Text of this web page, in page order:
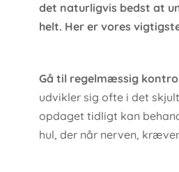
det naturligvis bedst at
helt. Her er vores
Gå til regelmæssig
udvikler sig ofte i det
opdaget tidligt kan
hul, der når nerven,